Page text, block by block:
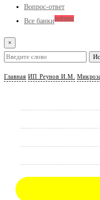
Вопрос-ответ
Все банкирейтинг
×
Главная ИП Реунов И.М.